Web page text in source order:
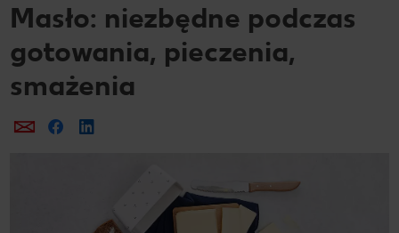
Masło: niezbędne podczas
gotowania, pieczenia,
smażenia
Prześlij e-mailem
Udostępnij na Facebooku